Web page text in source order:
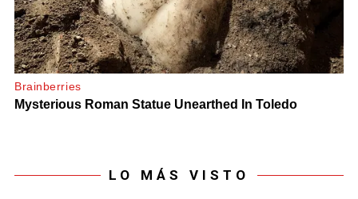
LO MÁS VISTO